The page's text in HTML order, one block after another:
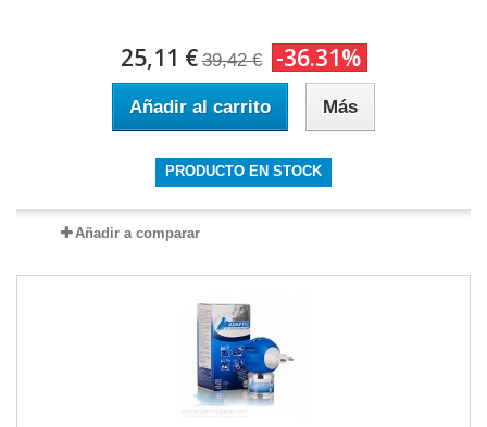
25,11 € 39,42 € -36.31%
Añadir al carrito Más
PRODUCTO EN STOCK
Añadir a comparar